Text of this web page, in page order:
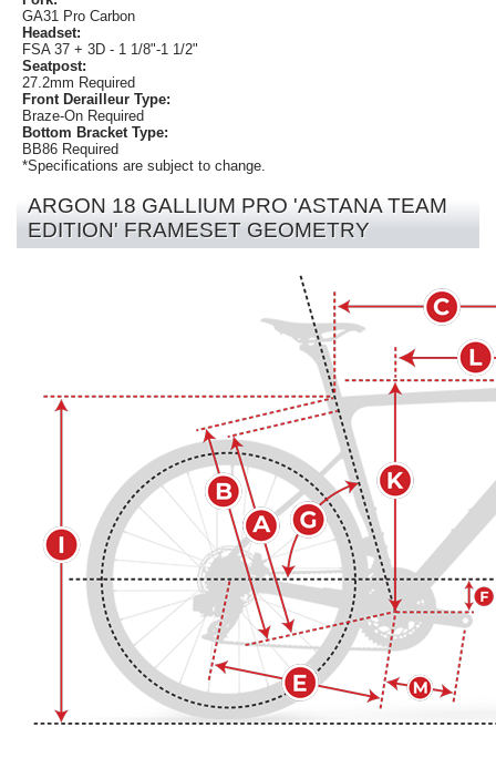
GA31 Pro Carbon
Headset:
FSA 37 + 3D - 1 1/8"-1 1/2"
Seatpost:
27.2mm Required
Front Derailleur Type:
Braze-On Required
Bottom Bracket Type:
BB86 Required
*Specifications are subject to change.
ARGON 18 GALLIUM PRO 'ASTANA TEAM
EDITION' FRAMESET GEOMETRY